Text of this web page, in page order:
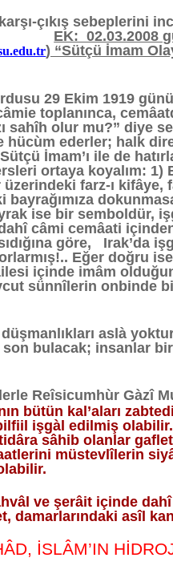
çıkış sebeplerini
EK: 02.03.2008
) “Sütçü İmam
29 Ekim 1919
toplanınca,
sahîh olur mu?” diye
hücùm ederler; halk
İmam’ı ile de
ortaya koyalım:
farz-ı
bayrağımıza
ise bir semboldür,
câmi cemâati
göre, Irak’da
Eğer doğru
içinde imâm
sünnîlerin onbinde
aslà
bulacak; insanlar
Reîsicumhùr Gàzî
bütün kal’aları
işgàl edilmiş
sâhib olanlar
müstevlîlerin
ve şerâit içinde
damarlarındaki asîl
İSLÂM’IN